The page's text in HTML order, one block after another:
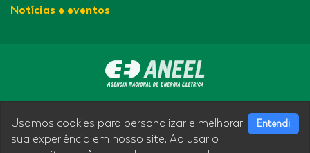
Notícias e eventos
Usamos cookies para personalizar e melhorar
sua experiência em nosso site. Ao usar o
Entendi
Avenida Padre Herval Fontanella nº 443, Bairro Centro Jacinto
Machado - Santa Catarina - CEP: 88950 000
Desenvolvimento